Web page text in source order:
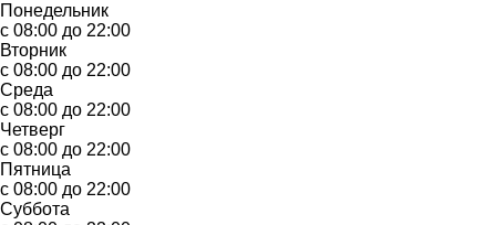
Понедельник
с 08:00 до 22:00
Вторник
с 08:00 до 22:00
Среда
с 08:00 до 22:00
Четверг
с 08:00 до 22:00
Пятница
с 08:00 до 22:00
Суббота